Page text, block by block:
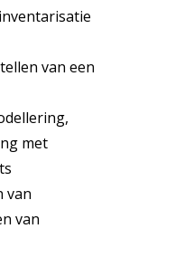
inventarisatie
van een
met
van
van